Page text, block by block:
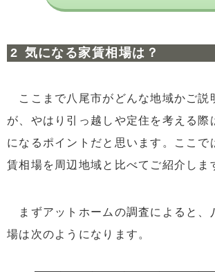
気になる家賃相場は？
ここまで八尾市がどんな地域かご説
が、やはり引っ越しや定住を考える際
になるポイントだと思います。ここで
賃相場を周辺地域と比べてご紹介しま
まずアットホームの調査によると、
場は次のようになります。